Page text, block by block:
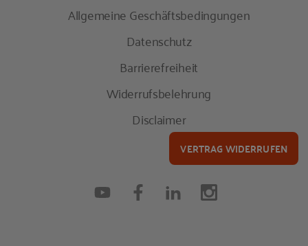
Allgemeine Geschäftsbedingungen
Datenschutz
Barrierefreiheit
Widerrufsbelehrung
Disclaimer
VERTRAG WIDERRUFEN